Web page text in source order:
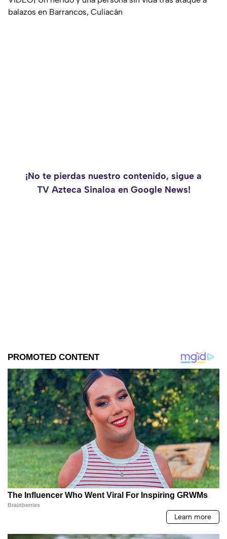
balazos en Barrancos, Culiacán
¡No te pierdas nuestro contenido, sigue a
TV Azteca Sinaloa en Google News!